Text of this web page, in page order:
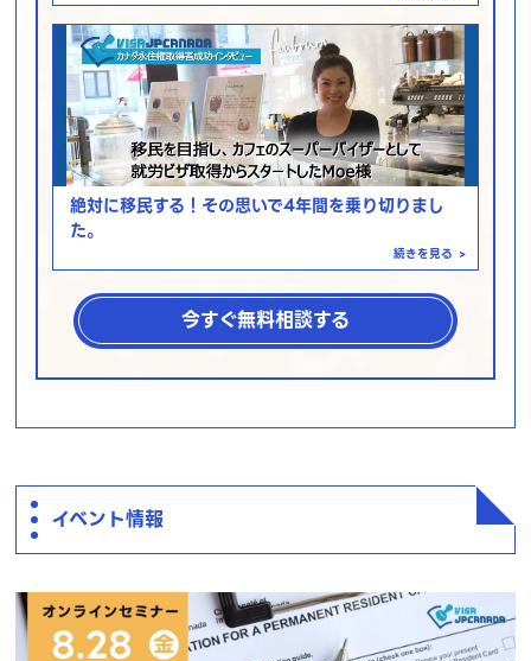
絶対に移民する！その思いで4年間を乗り切りまし
た。
続きを見る >
今すぐ無料相談する
イベント情報